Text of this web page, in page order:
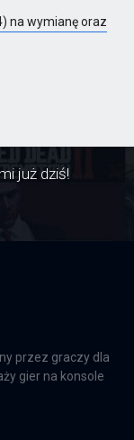
na wymianę oraz
już dziś!
przez graczy dla
gier na konsole